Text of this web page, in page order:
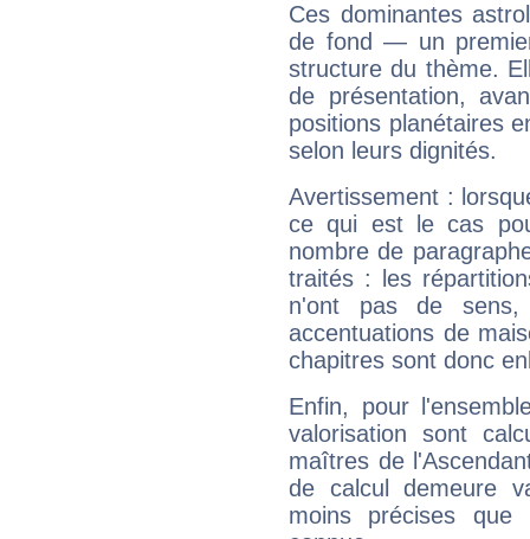
Ces dominantes
de fond — un
structure du thème.
de présentation,
positions planétaires
selon leurs dignités.
Avertissement :
ce qui est le cas
nombre de
traités : les
n'ont pas de sens,
accentuations de
chapitres sont donc
Enfin, pour
valorisation sont
maîtres de
de calcul demeure
moins précises que